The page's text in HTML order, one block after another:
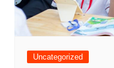
Uncategorized